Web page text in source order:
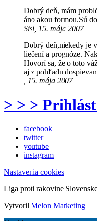
Dobrý deň, mám
áno akou formou.Sú
Sisi, 15. mája 2007
Dobrý deň,niekedy je
liečení a prognóze.
Hovorí sa, že o toto
aj z pohľadu
, 15. mája 2007
> > >
facebook
twitter
youtube
instagram
Nastavenia cookies
Liga proti rakovine
Vytvoril Melon Marketing